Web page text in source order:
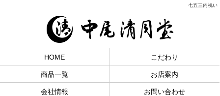
七五三内祝い
HOME こだわり
商品一覧 お店案内
会社情報 お問い合わせ